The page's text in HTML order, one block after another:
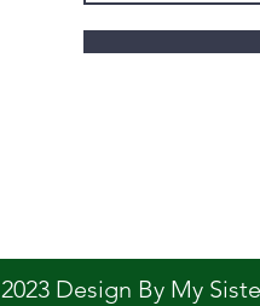
2023 Design By My